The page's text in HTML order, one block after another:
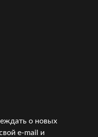
о новых
e-mail и